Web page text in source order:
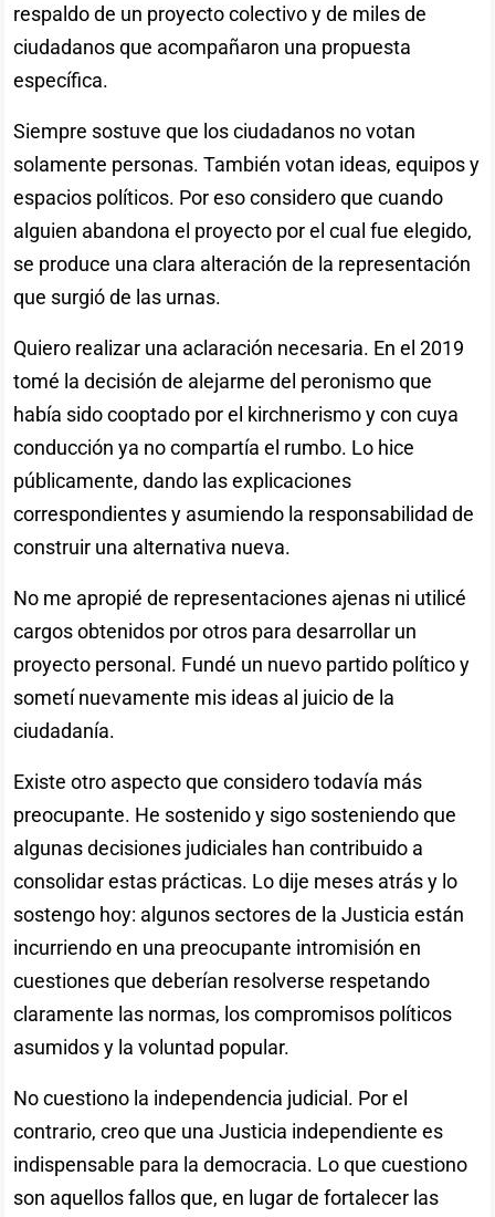
respaldo de un proyecto colectivo y de miles de
ciudadanos que acompañaron una propuesta
específica.
Siempre sostuve que los ciudadanos no votan
solamente personas. También votan ideas, equipos y
espacios políticos. Por eso considero que cuando
alguien abandona el proyecto por el cual fue elegido,
se produce una clara alteración de la representación
que surgió de las urnas.
Quiero realizar una aclaración necesaria. En el 2019
tomé la decisión de alejarme del peronismo que
había sido cooptado por el kirchnerismo y con cuya
conducción ya no compartía el rumbo. Lo hice
públicamente, dando las explicaciones
correspondientes y asumiendo la responsabilidad de
construir una alternativa nueva.
No me apropié de representaciones ajenas ni utilicé
cargos obtenidos por otros para desarrollar un
proyecto personal. Fundé un nuevo partido político y
sometí nuevamente mis ideas al juicio de la
ciudadanía.
Existe otro aspecto que considero todavía más
preocupante. He sostenido y sigo sosteniendo que
algunas decisiones judiciales han contribuido a
consolidar estas prácticas. Lo dije meses atrás y lo
sostengo hoy: algunos sectores de la Justicia están
incurriendo en una preocupante intromisión en
cuestiones que deberían resolverse respetando
claramente las normas, los compromisos políticos
asumidos y la voluntad popular.
No cuestiono la independencia judicial. Por el
contrario, creo que una Justicia independiente es
indispensable para la democracia. Lo que cuestiono
son aquellos fallos que, en lugar de fortalecer las